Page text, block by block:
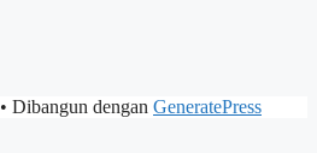
• Dibangun dengan GeneratePress